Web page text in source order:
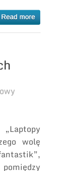
wolę